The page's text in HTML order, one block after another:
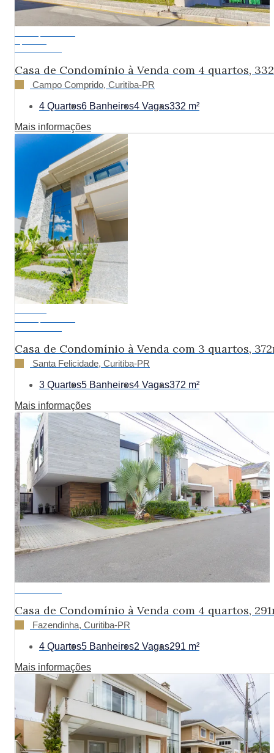
Casa de Condomínio à Venda com 4 quartos,
Campo Comprido, Curitiba-PR
4 Quartos6 Banheiros4 Vagas332 m²
Mais informações
Casa de Condomínio à Venda com 3 quartos,
Santa Felicidade, Curitiba-PR
3 Quartos5 Banheiros4 Vagas372 m²
Mais informações
Casa de Condomínio à Venda com 4 quartos,
Fazendinha, Curitiba-PR
4 Quartos5 Banheiros2 Vagas291 m²
Mais informações